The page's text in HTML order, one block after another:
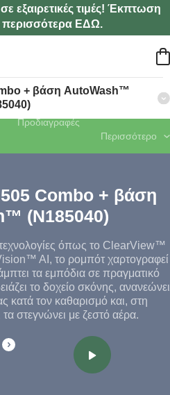
εξαιρετικές τιμές! Έκπτωση
ΕΔΩ.
+ βάση AutoWash™
Προδιαγραφές
Περισσότερο
Combo + βάση
(N185040)
όπως το ClearView™
AI, το ρομπότ χαρτογραφεί
τα εμπόδια σε πραγματικό
το δοχείο σκόνης, ανανεώνει
κατά τον καθαρισμό και, στη
τα στεγνώνει με ζεστό αέρα.